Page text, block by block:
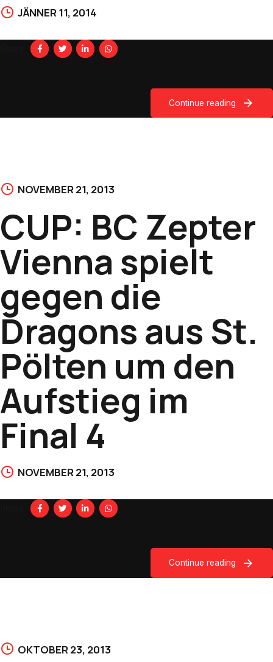
JÄNNER 11, 2014
Continue reading
NOVEMBER 21, 2013
CUP: BC Zepter
Vienna spielt
gegen die
Dragons aus St.
Pölten um den
Aufstieg im
Final 4
NOVEMBER 21, 2013
Continue reading
OKTOBER 23, 2013